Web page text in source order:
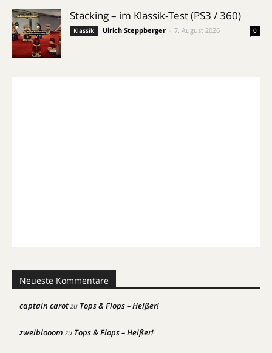
Stacking – im Klassik-Test (PS3 / 360)
Klassik Ulrich Steppberger 7. August 2026 0
Neueste Kommentare
captain carotzu Tops & Flops – Heißer!
zweiblooom zu Tops & Flops – Heißer!